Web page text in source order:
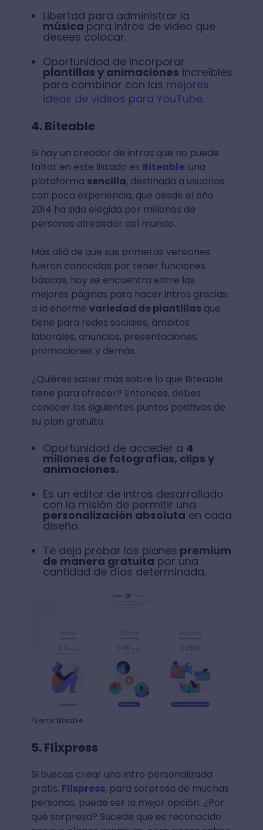
Libertad para administrar la
música para intros de video que
desees colocar.
Oportunidad de incorporar
plantillas y animaciones increíbles
para combinar con las mejores
ideas de videos para YouTube.
4. Biteable
Si hay un creador de intros que no puede
faltar en este listado es Biteable: una
plataforma sencilla, destinada a usuarios
con poca experiencia, que desde el año
2014 ha sido elegida por millones de
personas alrededor del mundo.
Más allá de que sus primeras versiones
fueron conocidas por tener funciones
básicas, hoy se encuentra entre las
mejores páginas para hacer intros gracias
a la enorme variedad de plantillasque
tiene para redes sociales, ámbitos
laborales, anuncios, presentaciones,
promociones y demás.
¿Quiéres saber más sobre lo que Biteable
tiene para ofrecer? Entonces, debes
conocer los siguientes puntos positivos de
su plan gratuito:
Oportunidad de acceder a 4
millones de fotografías, clips y
animaciones.
Es un editor de intros desarrollado
con la misión de permitir una
personalización absoluta en cada
diseño.
Te deja probar los planes premium
de manera gratuita por una
cantidad de días determinada.
Fuente: Biteable
5. Flixpress
Si buscas crear una intro personalizada
gratis, Flixpress, para sorpresa de muchas
personas, puede ser la mejor opción. ¿Por
qué sorpresa? Sucede que es reconocido